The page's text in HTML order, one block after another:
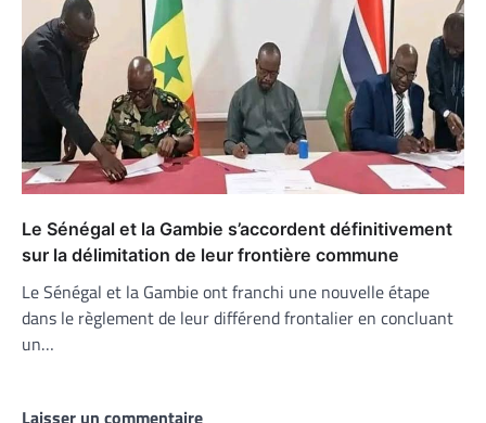
Le Sénégal et la Gambie s’accordent définitivement
sur la délimitation de leur frontière commune
Le Sénégal et la Gambie ont franchi une nouvelle étape
dans le règlement de leur différend frontalier en concluant
un…